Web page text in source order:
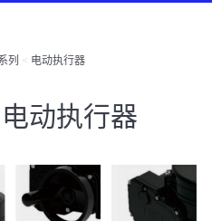
列 < 电动执行器
动执行器